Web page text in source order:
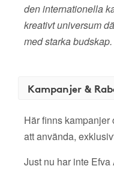
den internationella
kreativt universum
med starka budskap.
Kampanjer &
Här finns kampanjer
att använda,
Just nu har inte